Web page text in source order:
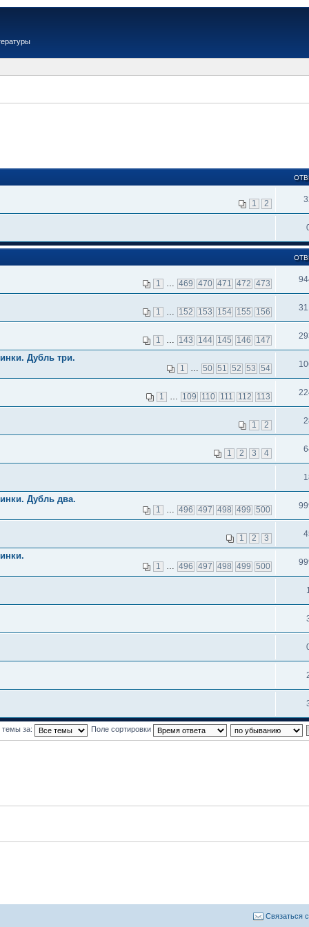
1 2
1 469 470 471 472 473
1 152 153 154 155 156
1 143 144 145 146 147
Дубль три.
1 50 51 52 53 54
1 109 110 111 112 113
1 2
1 2 3 4
Дубль два.
1 496 497 498 499 500
1 2 3
1 496 497 498 499 500
1
темы за: Поле сортировки
Связаться